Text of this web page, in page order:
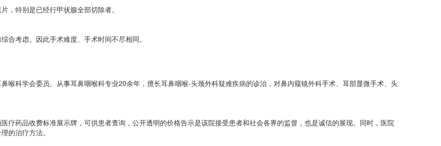
特别是已经行甲状腺全部切除者。
考虑。因此手术难度、手术时间不尽相同。
科学会委员。从事耳鼻咽喉科专业20余年，擅长耳鼻咽喉-头颈外科疑难疾病的诊治，对鼻内窥镜外科手术、耳部显微手术、头
药品收费标准展示牌，可供患者查询，公开透明的价格告示是该院接受患者和社会各界的监督，也是诚信的展现。同时，医院
的治疗方法。